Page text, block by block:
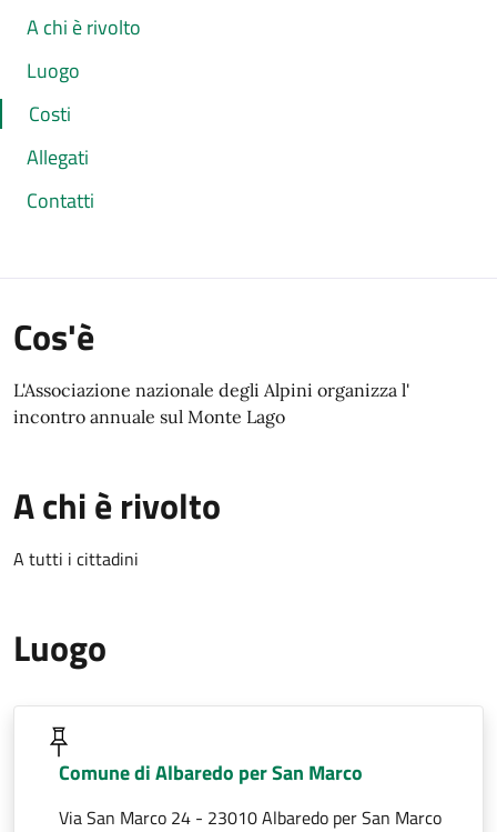
A chi è rivolto
Luogo
Costi
Allegati
Contatti
Cos'è
L'Associazione nazionale degli Alpini organizza l'
incontro annuale sul Monte Lago
A chi è rivolto
A tutti i cittadini
Luogo
Comune di Albaredo per San Marco
Via San Marco 24 - 23010 Albaredo per San Marco